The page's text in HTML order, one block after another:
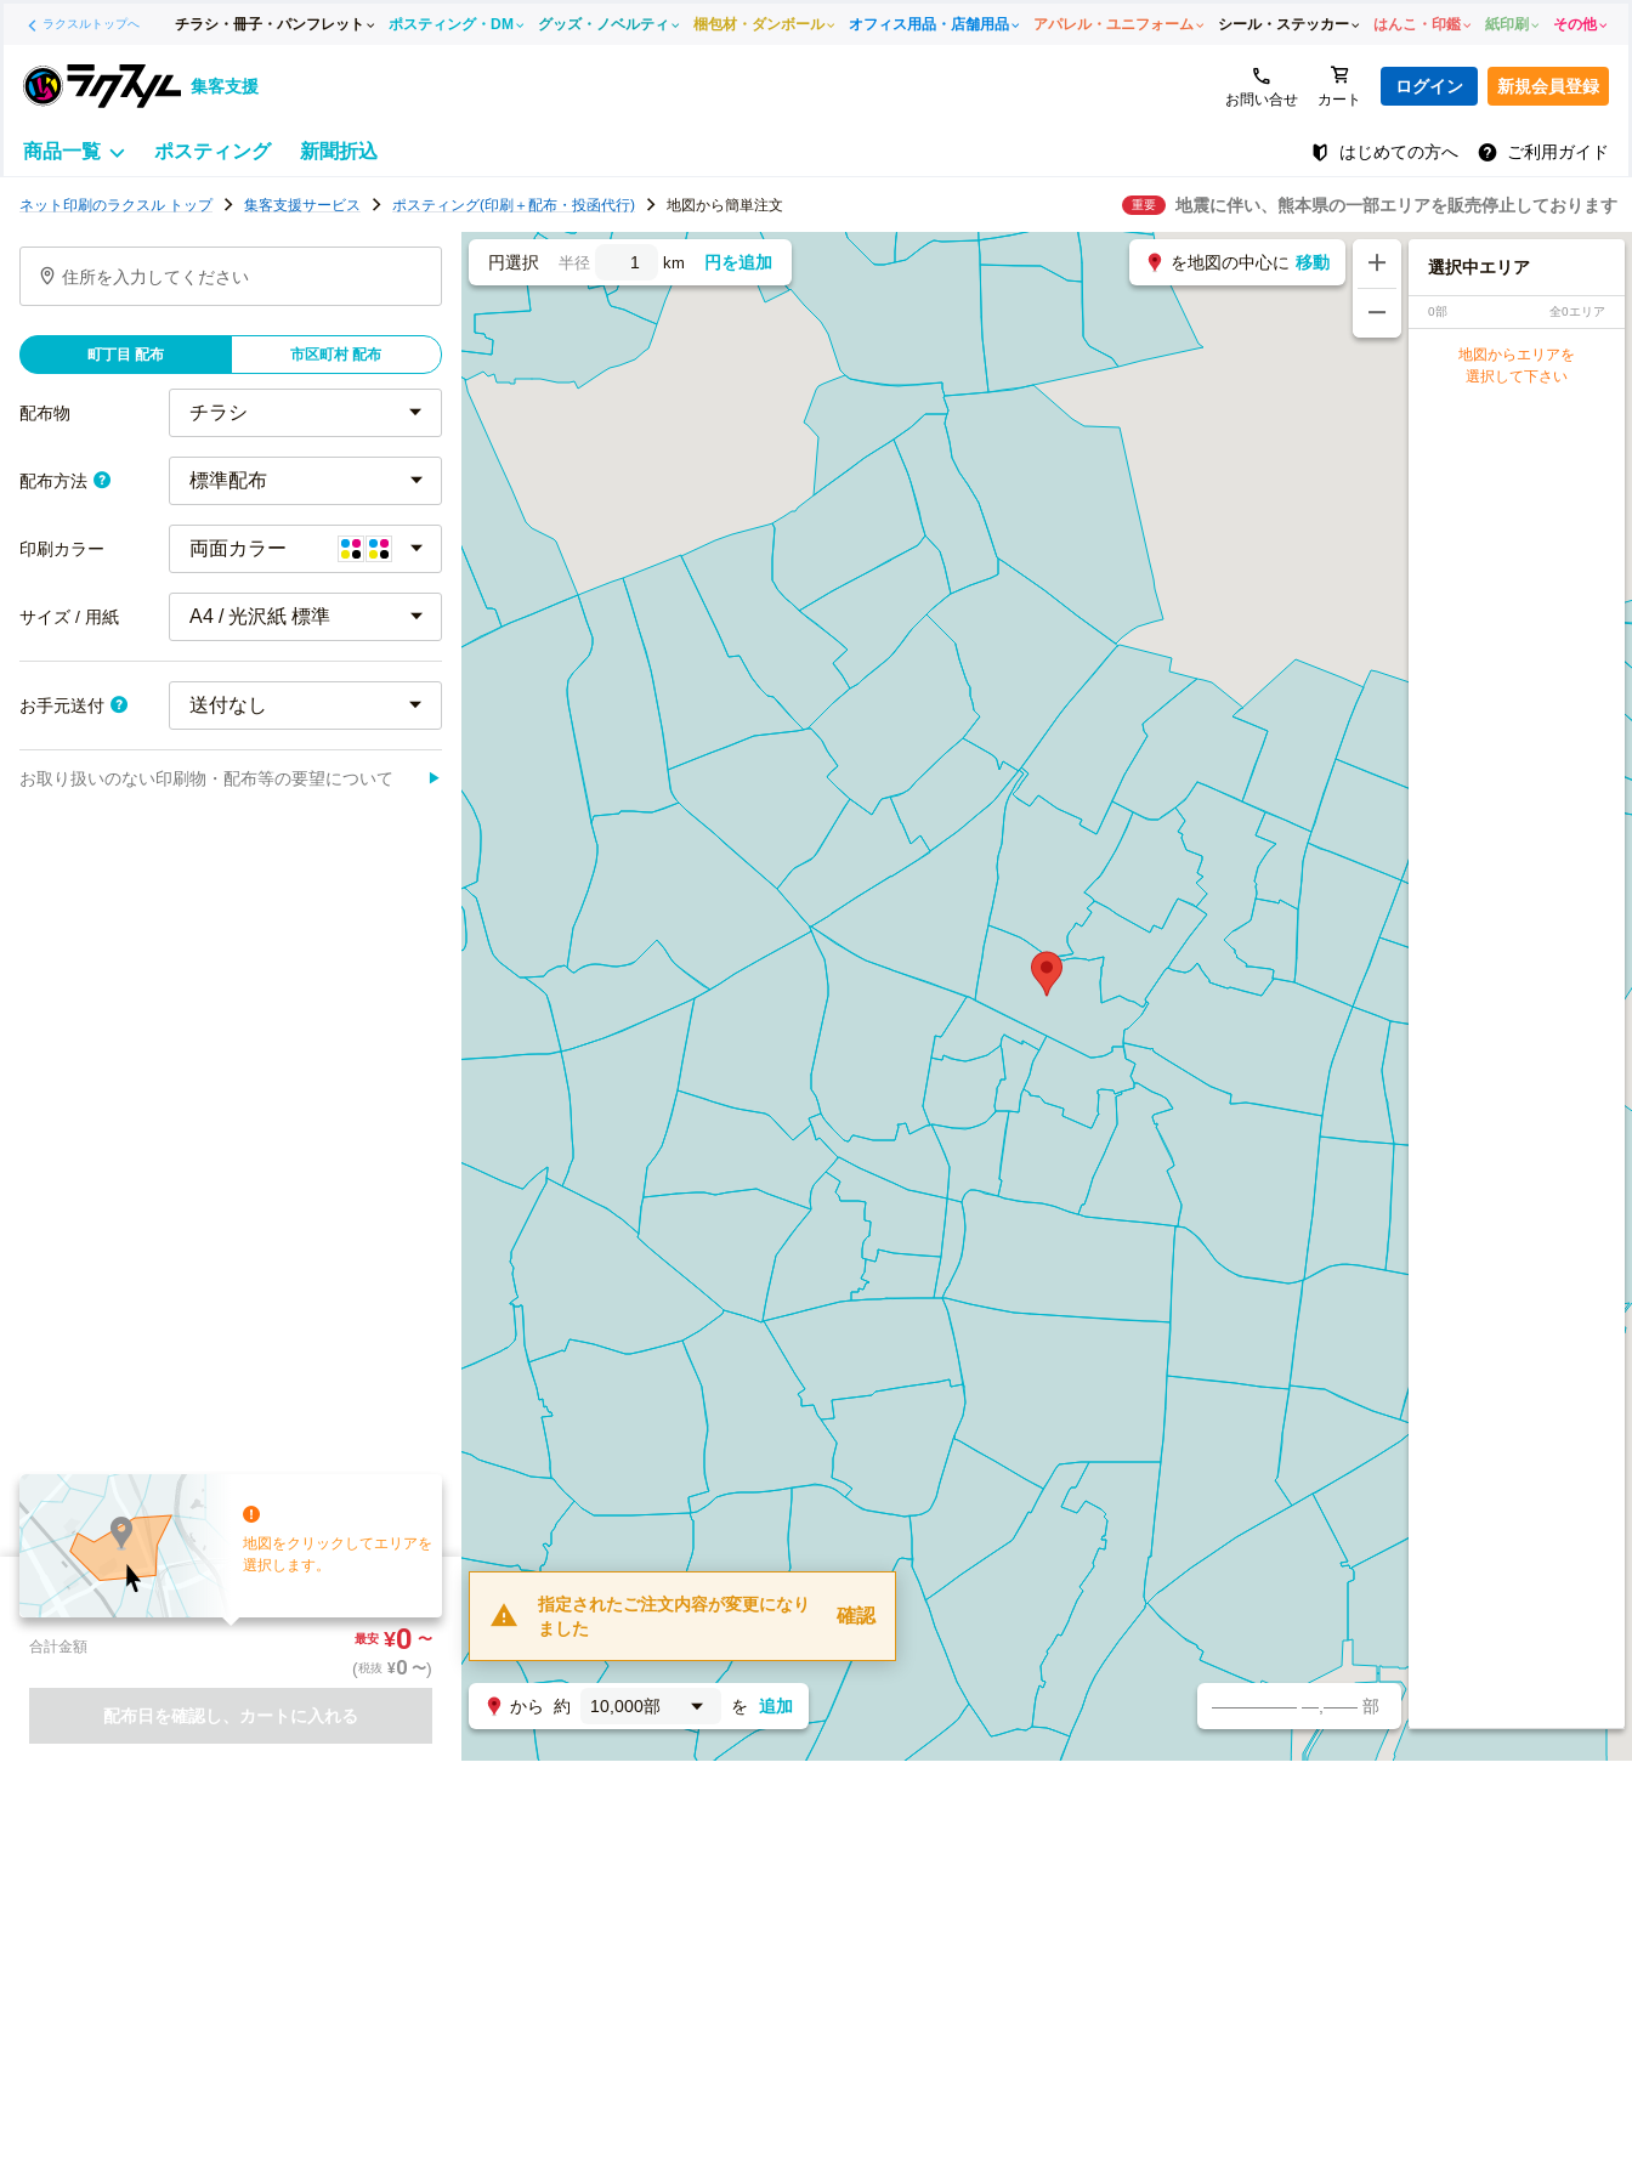
ラクスルトップへ チラシ・冊子・パンフレット ポスティング・DM グッズ・ノベルティ 梱包材・ダンボール オフィス用品・店舗用品 アパレル・ユニフォーム シール・ステッカー はんこ・印鑑 紙印刷 その他
集客支援
お問い合せ カート
ログイン 新規会員登録
商品一覧 ポスティング 新聞折込 はじめての方へ ご利用ガイド
テ
グ
ラ
ネット印刷のラクスル トップ 集客支援サービス ポスティング(印刷＋配布・投函代行) 地図から簡単注文 重要 地震に伴い、熊本県の一部エリアを販売停止しております
住所を入力してください
町丁目 配布 市区町村 配布
配布物
配布方法 標準配布
印刷カラー 両面カラー
サイズ / 用紙 A4 / 光沢紙 標準
お手元送付
お取り扱いのない印刷物・配布等の要望について ▶
地図をクリックしてエリアを
選択します。
配布部数
お手元送付
合計金額 最安 ¥0 〜
(税抜 ¥0 〜)
配布日を確認し、カートに入れる
円選択 半径 km 円を追加
指定されたご注文内容が変更になり
ました
確認
から 約 10,000部 を 追加
を地図の中心に 移動
————— —,—— 部
選択中エリア
0部 全0エリア
地図からエリアを
選択して下さい